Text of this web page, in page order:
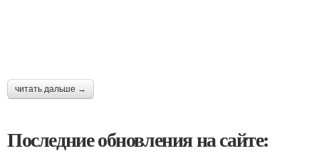
читать дальше →
Последние обновления на сайте: